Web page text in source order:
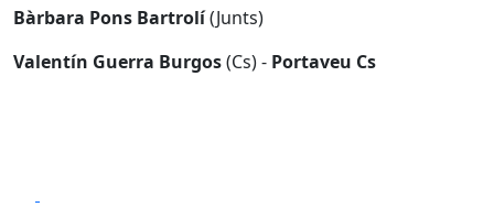
Bàrbara Pons Bartrolí(Junts)
Valentín Guerra Burgos(Cs) - Portaveu Cs